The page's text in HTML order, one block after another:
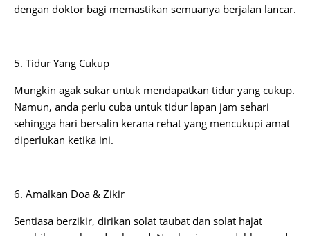
dengan doktor bagi memastikan semuanya berjalan lancar.
5. Tidur Yang Cukup
Mungkin agak sukar untuk mendapatkan tidur yang cukup.
Namun, anda perlu cuba untuk tidur lapan jam sehari
sehingga hari bersalin kerana rehat yang mencukupi amat
diperlukan ketika ini.
6. Amalkan Doa & Zikir
Sentiasa berzikir, dirikan solat taubat dan solat hajat